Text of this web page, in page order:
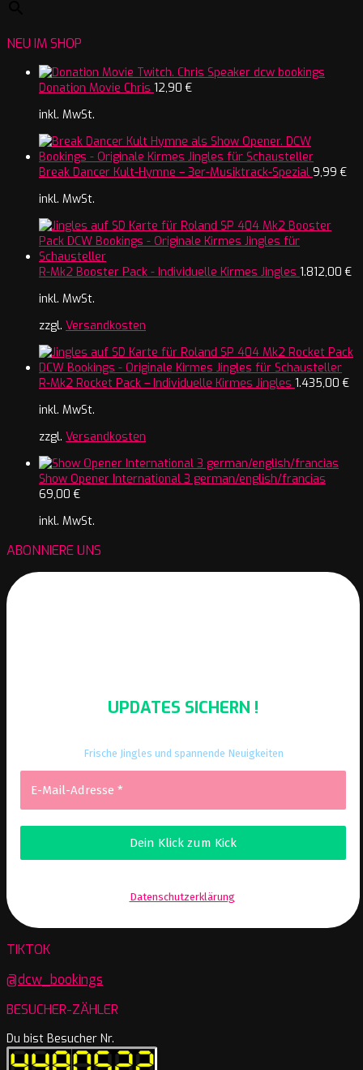
NEU IM SHOP
Donation Movie Chris 12,90 €
inkl. MwSt.
Break Dancer Kult-Hymne – 3er-Musiktrack-Spezial 9,99 €
inkl. MwSt.
R-Mk2 Booster Pack - Individuelle Kirmes Jingles 1.812,00 €
inkl. MwSt.
zzgl. Versandkosten
R-Mk2 Rocket Pack – Individuelle Kirmes Jingles 1.435,00 €
inkl. MwSt.
zzgl. Versandkosten
Show Opener International 3 german/english/francias
69,00 €
inkl. MwSt.
ABONNIERE UNS
UPDATES SICHERN !
Frische Jingles und spannende Neuigkeiten
Datenschutzerklärung.
TIKTOK
@dcw_bookings
BESUCHER-ZÄHLER
Du bist Besucher Nr.